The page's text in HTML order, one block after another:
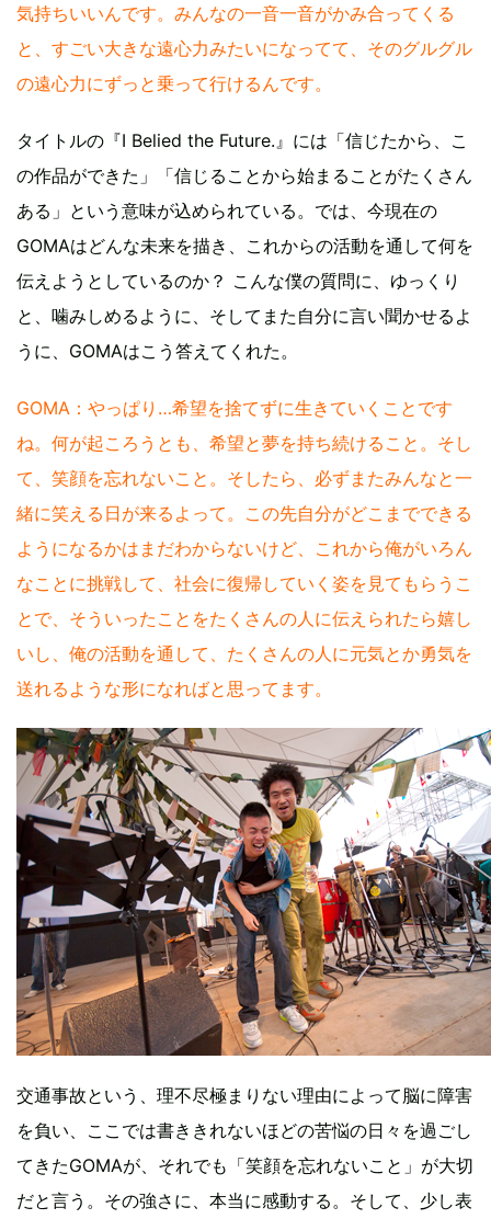
気持ちいいんです。みんなの一音一音がかみ合ってくる
と、すごい大きな遠心力みたいになってて、そのグルグル
の遠心力にずっと乗って行けるんです。
タイトルの『I Belied the Future.』には「信じたから、こ
の作品ができた」「信じることから始まることがたくさん
ある」という意味が込められている。では、今現在の
GOMAはどんな未来を描き、これからの活動を通して何を
伝えようとしているのか？ こんな僕の質問に、ゆっくり
と、噛みしめるように、そしてまた自分に言い聞かせるよ
うに、GOMAはこう答えてくれた。
GOMA：やっぱり…希望を捨てずに生きていくことです
ね。何が起ころうとも、希望と夢を持ち続けること。そし
て、笑顔を忘れないこと。そしたら、必ずまたみんなと一
緒に笑える日が来るよって。この先自分がどこまでできる
ようになるかはまだわからないけど、これから俺がいろん
なことに挑戦して、社会に復帰していく姿を見てもらうこ
とで、そういったことをたくさんの人に伝えられたら嬉し
いし、俺の活動を通して、たくさんの人に元気とか勇気を
送れるような形になればと思ってます。
交通事故という、理不尽極まりない理由によって脳に障害
を負い、ここでは書ききれないほどの苦悩の日々を過ごし
てきたGOMAが、それでも「笑顔を忘れないこと」が大切
だと言う。その強さに、本当に感動する。そして、少し表